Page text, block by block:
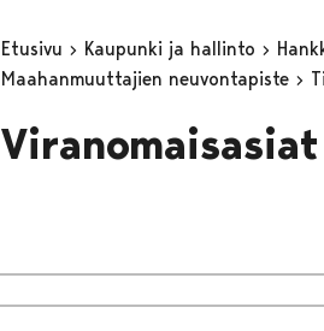
Etusivu Kaupunki ja hallinto
Maahanmuuttajien neuvontapiste
Viranomaisasiat